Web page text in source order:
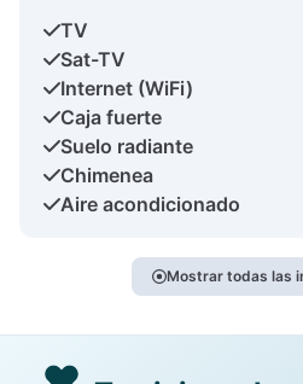
TV
Sat-TV
Internet (WiFi)
Caja fuerte
Suelo radiante
Chimenea
Aire acondicionado
Mostrar todas las